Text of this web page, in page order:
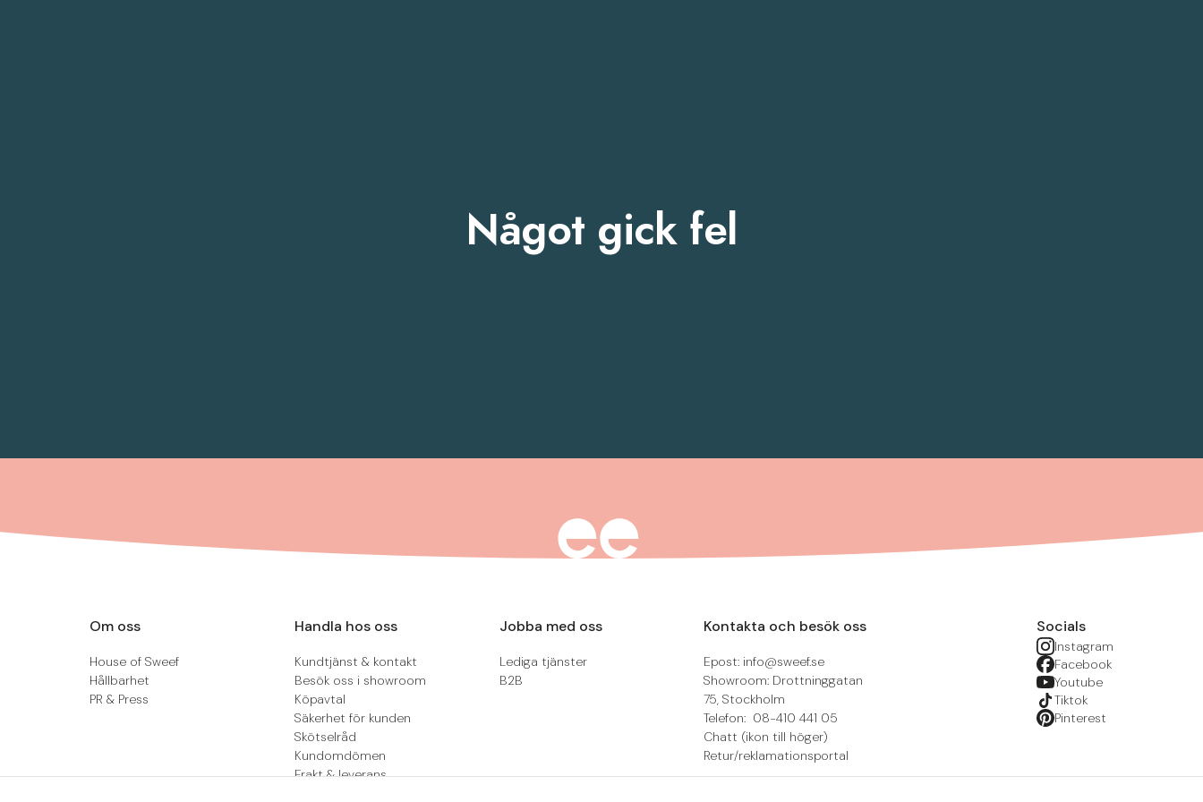
Något gick fel
Om oss
House of Sweef
Hållbarhet
PR & Press
Handla hos oss
Kundtjänst & kontakt
Besök oss i showroom
Köpavtal
Säkerhet för kunden
Skötselråd
Kundomdömen
Frakt & leverans
Jobba med oss
Lediga tjänster
B2B
Kontakta och besök oss
Epost: info@sweef.se
Showroom: Drottninggatan
75, Stockholm
Telefon: 08-410 441 05
Chatt (ikon till höger)
Retur/reklamationsportal
Socials
Instagram
Facebook
Youtube
Tiktok
Pinterest